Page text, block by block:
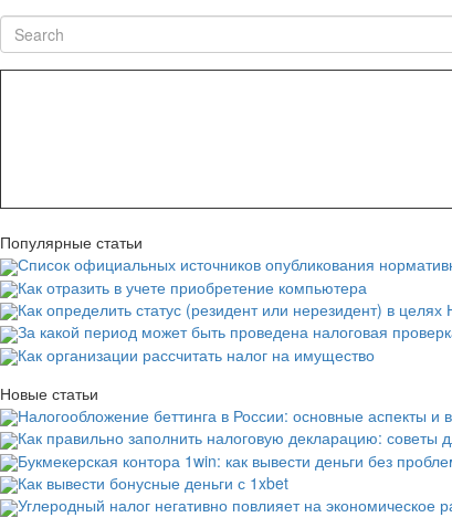
Search
Популярные статьи
Список официальных источников опубликования
Как отразить в учете приобретение компьютера
Как определить статус (резидент или нерезидент) в
За какой период может быть проведена налоговая
Как организации рассчитать налог на имущество
Новые статьи
Налогообложение беттинга в России: основные аспекты и
Как правильно заполнить налоговую декларацию: советы
Букмекерская контора 1win: как вывести деньги без
Как вывести бонусные деньги с 1xbet
Углеродный налог негативно повлияет на